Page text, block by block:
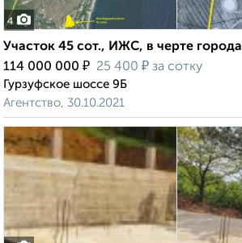
4
Участок 45 сот., ИЖС, в черте города
114 000 000 ₽ 25 400 ₽ за сотку
Гурзуфское шоссе 9Б
Агентство, 30.10.2021